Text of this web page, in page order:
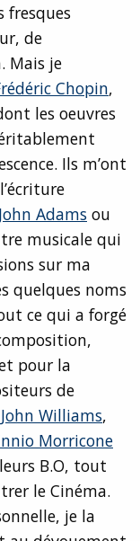
fresques
de
Mais je
Chopin,
les oeuvres
Ils m’ont
John Adams ou
musicale qui
sur ma
quelques noms
ce qui a forgé
pour la
de
John Williams,
Morricone
B.O, tout
le Cinéma.
je la